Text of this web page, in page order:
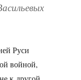
Руси
войной,